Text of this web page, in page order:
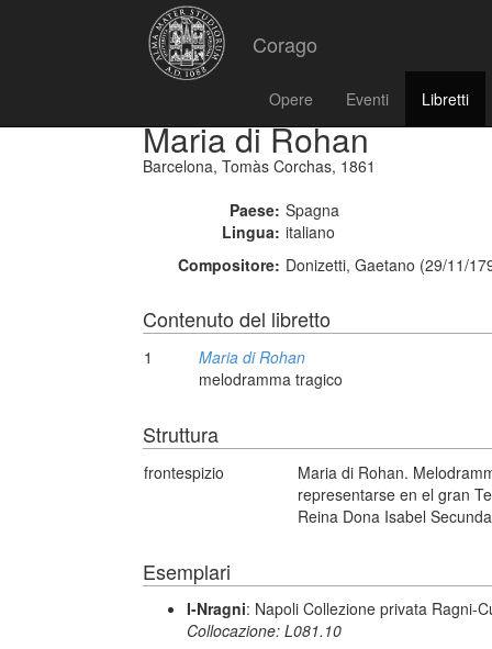
Corago
Opere Eventi Libretti
Maria di Rohan
Barcelona, Tomàs Corchas, 1861
Paese: Spagna
Lingua: italiano
Compositore: Donizetti, Gaetano (29/11/
Contenuto del libretto
1
Maria di Rohan
melodramma tragico
Struttura
frontespizio
Maria di Rohan.
representarse en el gran
Reina Dona Isabel
Esemplari
I-Nragni: Napoli Collezione privata Ragni-
Collocazione: L081.10